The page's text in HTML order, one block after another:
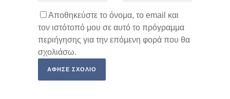
Αποθηκεύστε το όνομα, το email και
τον ιστότοπό μου σε αυτό το πρόγραμμα
περιήγησης για την επόμενη φορά που θα
σχολιάσω.